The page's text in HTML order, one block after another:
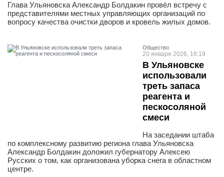
Глава Ульяновска Александр Болдакин провёл встречу с
представителями местных управляющих организаций по
вопросу качества очистки дворов и кровель жилых домов.
Общество
20 января 2026, 16:19
В Ульяновске
использовали
треть запаса
реагента и
пескосоляной
смеси
На заседании штаба
по комплексному развитию региона глава Ульяновска
Александр Болдакин доложил губернатору Алексею
Русских о том, как организована уборка снега в областном
центре.